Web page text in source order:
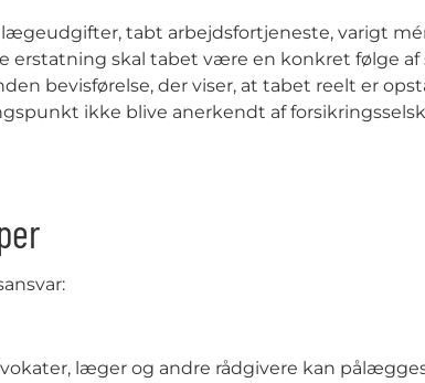
tabt arbejdsfortjeneste, varigt
erstatning skal tabet være en konkret følge af
bevisførelse, der viser, at tabet reelt er
ikke blive anerkendt af
læger og andre rådgivere kan